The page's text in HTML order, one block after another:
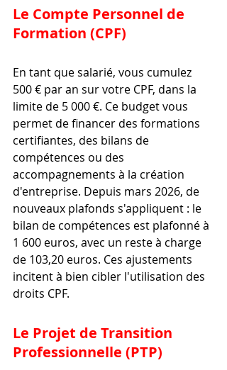
Le Compte Personnel de
Formation (CPF)
En tant que salarié, vous cumulez
500 € par an sur votre CPF, dans la
limite de 5 000 €. Ce budget vous
permet de financer des formations
certifiantes, des bilans de
compétences ou des
accompagnements à la création
d'entreprise. Depuis mars 2026, de
nouveaux plafonds s'appliquent : le
bilan de compétences est plafonné à
1 600 euros, avec un reste à charge
de 103,20 euros. Ces ajustements
incitent à bien cibler l'utilisation des
droits CPF.
Le Projet de Transition
Professionnelle (PTP)